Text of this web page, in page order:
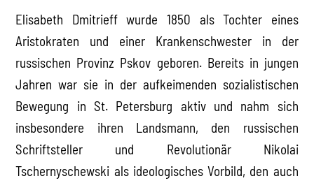
Elisabeth Dmitrieff wurde 1850 als Tochter eines
Aristokraten und einer Krankenschwester in der
russischen Provinz Pskov geboren. Bereits in jungen
Jahren war sie in der aufkeimenden sozialistischen
Bewegung in St. Petersburg aktiv und nahm sich
insbesondere ihren Landsmann, den russischen
Schriftsteller und Revolutionär Nikolai
Tschernyschewski als ideologisches Vorbild, den auch